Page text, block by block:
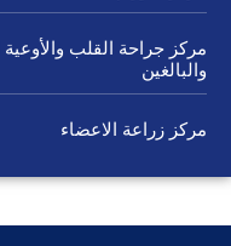
مركز جراحة القلب
والبالغين
مركز زراعة الاعضاء